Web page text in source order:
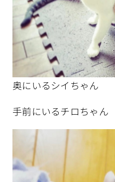
奥にいるシイちゃん
手前にいるチロちゃん